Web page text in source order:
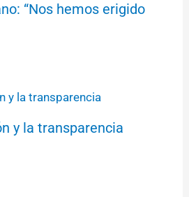
“Nos hemos erigido
y la transparencia